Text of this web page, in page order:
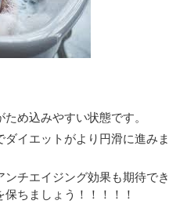
め込みやすい状態です。
イエットがより円滑に進みま
ンチエイジング効果も期待でき
ちましょう！！！！！